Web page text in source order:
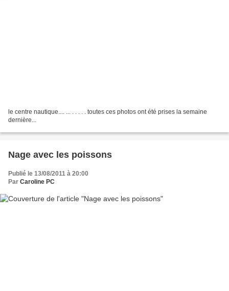
le centre nautique.... ... . . . . . toutes ces photos ont été prises la semaine
dernière...
Nage avec les poissons
Publié le 13/08/2011 à 20:00
Par Caroline PC